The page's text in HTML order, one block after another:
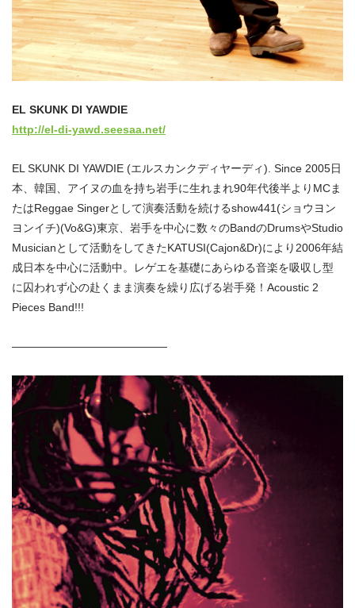
EL SKUNK DI YAWDIE
http://el-di-yawd.seesaa.net/
EL SKUNK DI YAWDIE (エルスカンクディヤーディ). Since 2005日
本、韓国、アイヌの血を持ち岩手に生れまれ90年代後半よりMCま
たはReggae Singerとして演奏活動を続けるshow441(ショウヨン
ヨンイチ)(Vo&G)東京、岩手を中心に数々のBandのDrumsやStudio
Musicianとして活動をしてきたKATUSI(Cajon&Dr)により2006年結
成日本を中心に活動中。レゲエを基礎にあらゆる音楽を吸収し型
に囚われず心の赴くまま演奏を繰り広げる岩手発！Acoustic 2
Pieces Band!!!
——————————————